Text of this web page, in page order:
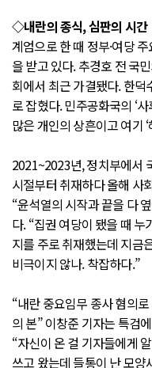
◇내란의 종식, 심판의 시간
계엄으로 한 때 정부·여당
을 받고 있다. 추경호 전 국
회에서 최근 가결됐다. 한
로 잡혔다. 민주공화국의 ‘
많은 개인의 상흔이고 여기
2021~2023년, 정치부에서
시절부터 취재하다 올해 사
“윤석열의 시작과 끝을 다
다. “집권 여당이 됐을 때
지를 주로 취재했는데 지금
비극이지 않나. 착잡하다.”
“내란 중요임무 종사 혐의
의 본” 이창준 기자는 특검
“자신이 온 걸 기자들에게
쓰고 왔는데 들통이 난 모양